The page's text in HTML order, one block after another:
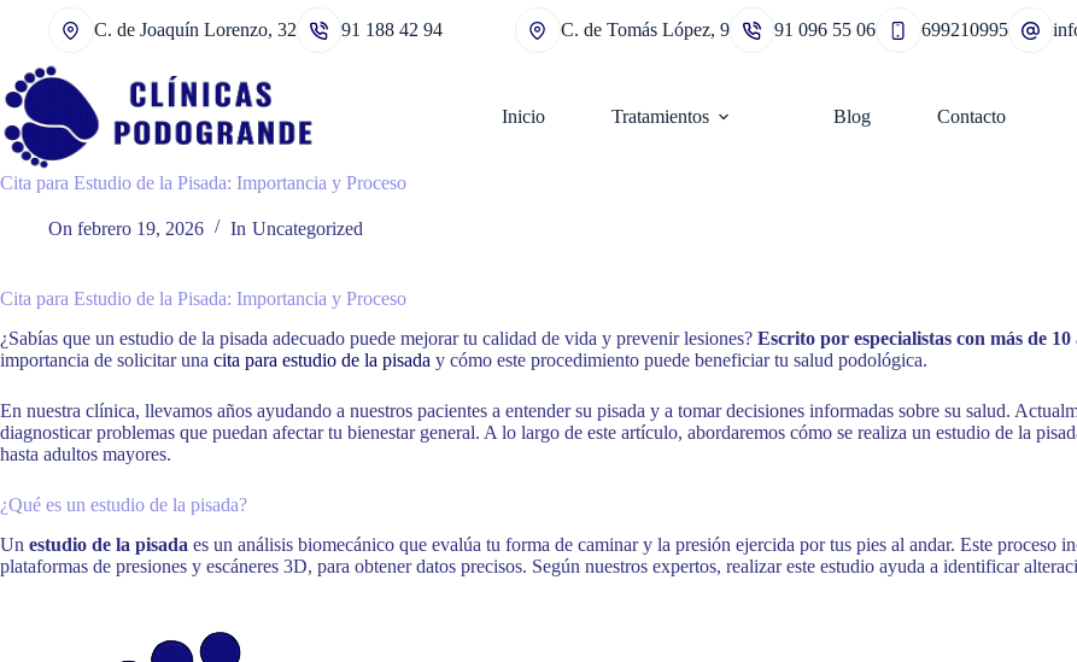
C. de Joaquín Lorenzo, 32 91 188 42 94 C. de Tomás López, 9 91 096 55 06 699210995
Inicio Tratamientos Blog Contacto
Cita para Estudio de la Pisada: Importancia y Proceso
On febrero 19, 2026 In Uncategorized
Cita para Estudio de la Pisada: Importancia y Proceso
¿Sabías que un estudio de la pisada adecuado puede mejorar tu calidad de vida y prevenir lesiones? Escrito por especialistas con más de
importancia de solicitar una cita para estudio de la pisada y cómo este procedimiento puede beneficiar tu salud podológica.
En nuestra clínica, llevamos años ayudando a nuestros pacientes a entender su pisada y a tomar decisiones informadas sobre su salud.
diagnosticar problemas que puedan afectar tu bienestar general. A lo largo de este artículo, abordaremos cómo se realiza un estudio de la
hasta adultos mayores.
¿Qué es un estudio de la pisada?
Un estudio de la pisada es un análisis biomecánico que evalúa tu forma de caminar y la presión ejercida por tus pies al andar. Este
plataformas de presiones y escáneres 3D, para obtener datos precisos. Según nuestros expertos, realizar este estudio ayuda a identificar